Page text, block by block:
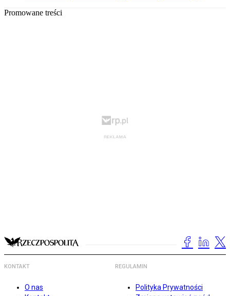
Promowane treści
KONTAKT
O nas
REGULAMIN
Polityka Prywatności